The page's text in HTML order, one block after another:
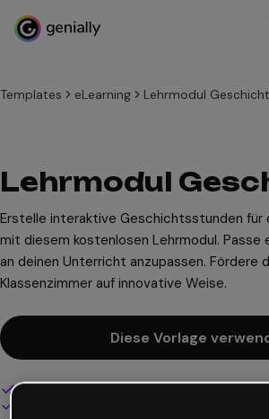
Templates eLearning Lehrmodul
Lehrmodul
Erstelle interaktive Geschichtsstunden für
mit diesem kostenlosen Lehrmodul. Passe
an deinen Unterricht anzupassen. Fördere
Klassenzimmer auf innovative Weise.
Diese Vorlage
Interaktives und animiertes Design